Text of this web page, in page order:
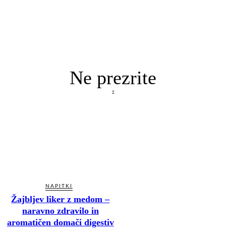
Ne prezrite
NAPITKI
Žajbljev liker z medom –
naravno zdravilo in
aromatičen domači digestiv